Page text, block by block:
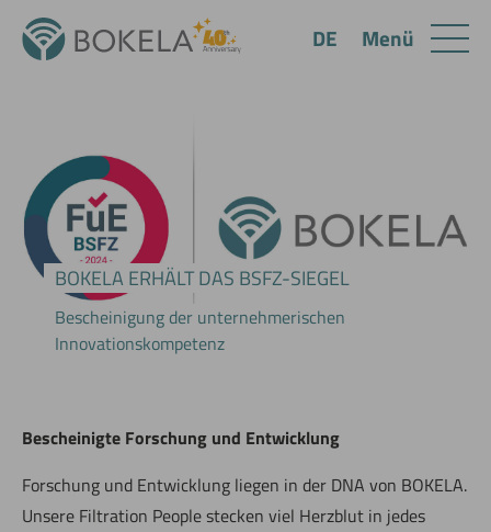
BOKELA ERHÄLT DAS BSFZ-SIEGEL
Bescheinigung der unternehmerischen
Innovationskompetenz
Bescheinigte Forschung und Entwicklung
Forschung und Entwicklung liegen in der DNA von BOKELA.
Unsere Filtration People stecken viel Herzblut in jedes
Menü
DE